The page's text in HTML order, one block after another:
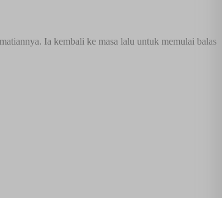
Ia kembali ke masa lalu untuk memulai balas